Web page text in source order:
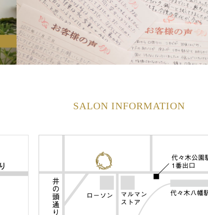
SALON INFORMATION